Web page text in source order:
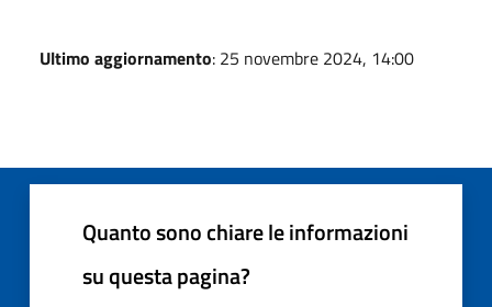
Ultimo aggiornamento: 25 novembre 2024, 14:00
Quanto sono chiare le informazioni
su questa pagina?